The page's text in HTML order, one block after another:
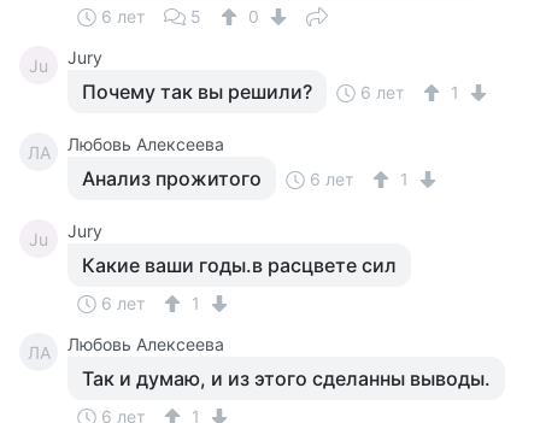
6 лет 5 0
Ju Jury
Почему так вы решили? 6 лет 1
ЛА Любовь Алексеева
Анализ прожитого 6 лет 1
Ju Jury
Какие ваши годы.в расцвете сил
6 лет 1
ЛА Любовь Алексеева
Так и думаю, и из этого сделанны выводы.
6 лет 1